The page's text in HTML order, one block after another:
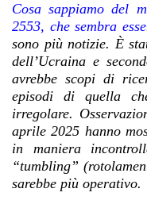
Cosa sappiamo del
2553, che sembra
sono più notizie. È
dell’Ucraina e
avrebbe scopi di
episodi di quella
irregolare.
aprile 2025 hanno
in maniera
“tumbling”
sarebbe più operativo.